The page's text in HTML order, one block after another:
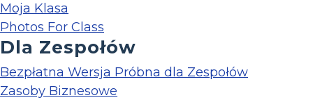
Moja Klasa
Photos For Class
Dla Zespołów
Bezpłatna Wersja Próbna dla Zespołów
Zasoby Biznesowe